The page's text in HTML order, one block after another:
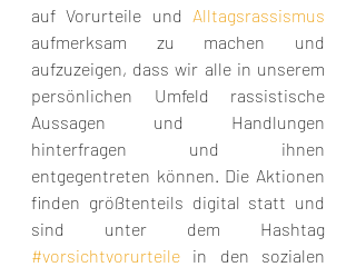
auf Vorurteile und Alltagsrassismus
aufmerksam zu machen und
aufzuzeigen, dass wir alle in unserem
persönlichen Umfeld rassistische
Aussagen und Handlungen
hinterfragen und ihnen
entgegentreten können. Die Aktionen
finden größtenteils digital statt und
#vorsichtvorurteile in den sozialen